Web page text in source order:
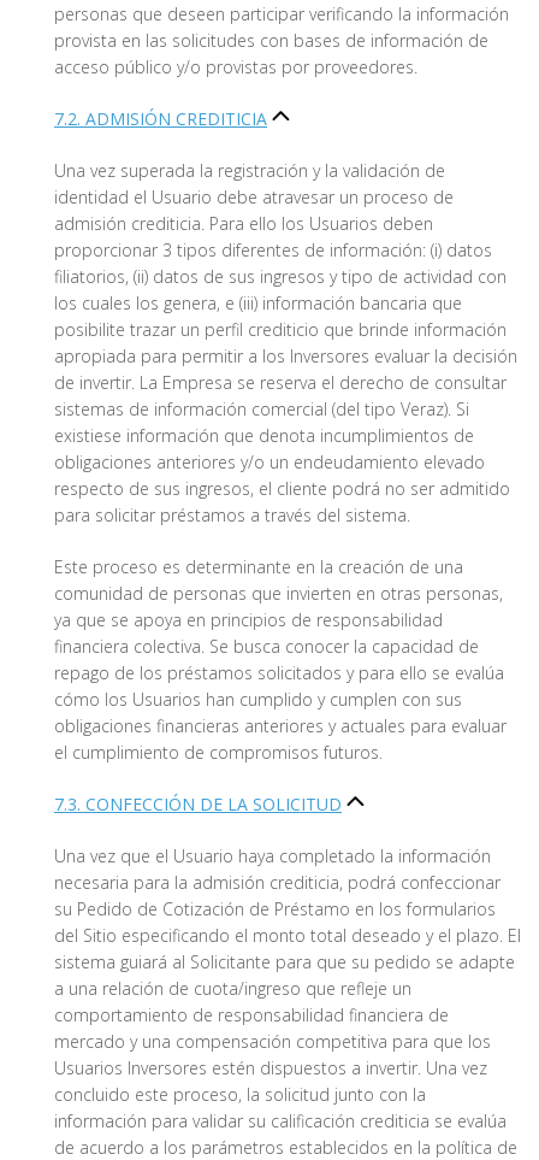
personas que deseen participar verificando la información
provista en las solicitudes con bases de información de
acceso público y/o provistas por proveedores.
7.2. ADMISIÓN CREDITICIA
Una vez superada la registración y la validación de
identidad el Usuario debe atravesar un proceso de
admisión crediticia. Para ello los Usuarios deben
proporcionar 3 tipos diferentes de información: (i) datos
filiatorios, (ii) datos de sus ingresos y tipo de actividad con
los cuales los genera, e (iii) información bancaria que
posibilite trazar un perfil crediticio que brinde información
apropiada para permitir a los Inversores evaluar la decisión
de invertir. La Empresa se reserva el derecho de consultar
sistemas de información comercial (del tipo Veraz). Si
existiese información que denota incumplimientos de
obligaciones anteriores y/o un endeudamiento elevado
respecto de sus ingresos, el cliente podrá no ser admitido
para solicitar préstamos a través del sistema.
Este proceso es determinante en la creación de una
comunidad de personas que invierten en otras personas,
ya que se apoya en principios de responsabilidad
financiera colectiva. Se busca conocer la capacidad de
repago de los préstamos solicitados y para ello se evalúa
cómo los Usuarios han cumplido y cumplen con sus
obligaciones financieras anteriores y actuales para evaluar
el cumplimiento de compromisos futuros.
7.3. CONFECCIÓN DE LA SOLICITUD
Una vez que el Usuario haya completado la información
necesaria para la admisión crediticia, podrá confeccionar
su Pedido de Cotización de Préstamo en los formularios
del Sitio especificando el monto total deseado y el plazo. El
sistema guiará al Solicitante para que su pedido se adapte
a una relación de cuota/ingreso que refleje un
comportamiento de responsabilidad financiera de
mercado y una compensación competitiva para que los
Usuarios Inversores estén dispuestos a invertir. Una vez
concluido este proceso, la solicitud junto con la
información para validar su calificación crediticia se evalúa
de acuerdo a los parámetros establecidos en la política de